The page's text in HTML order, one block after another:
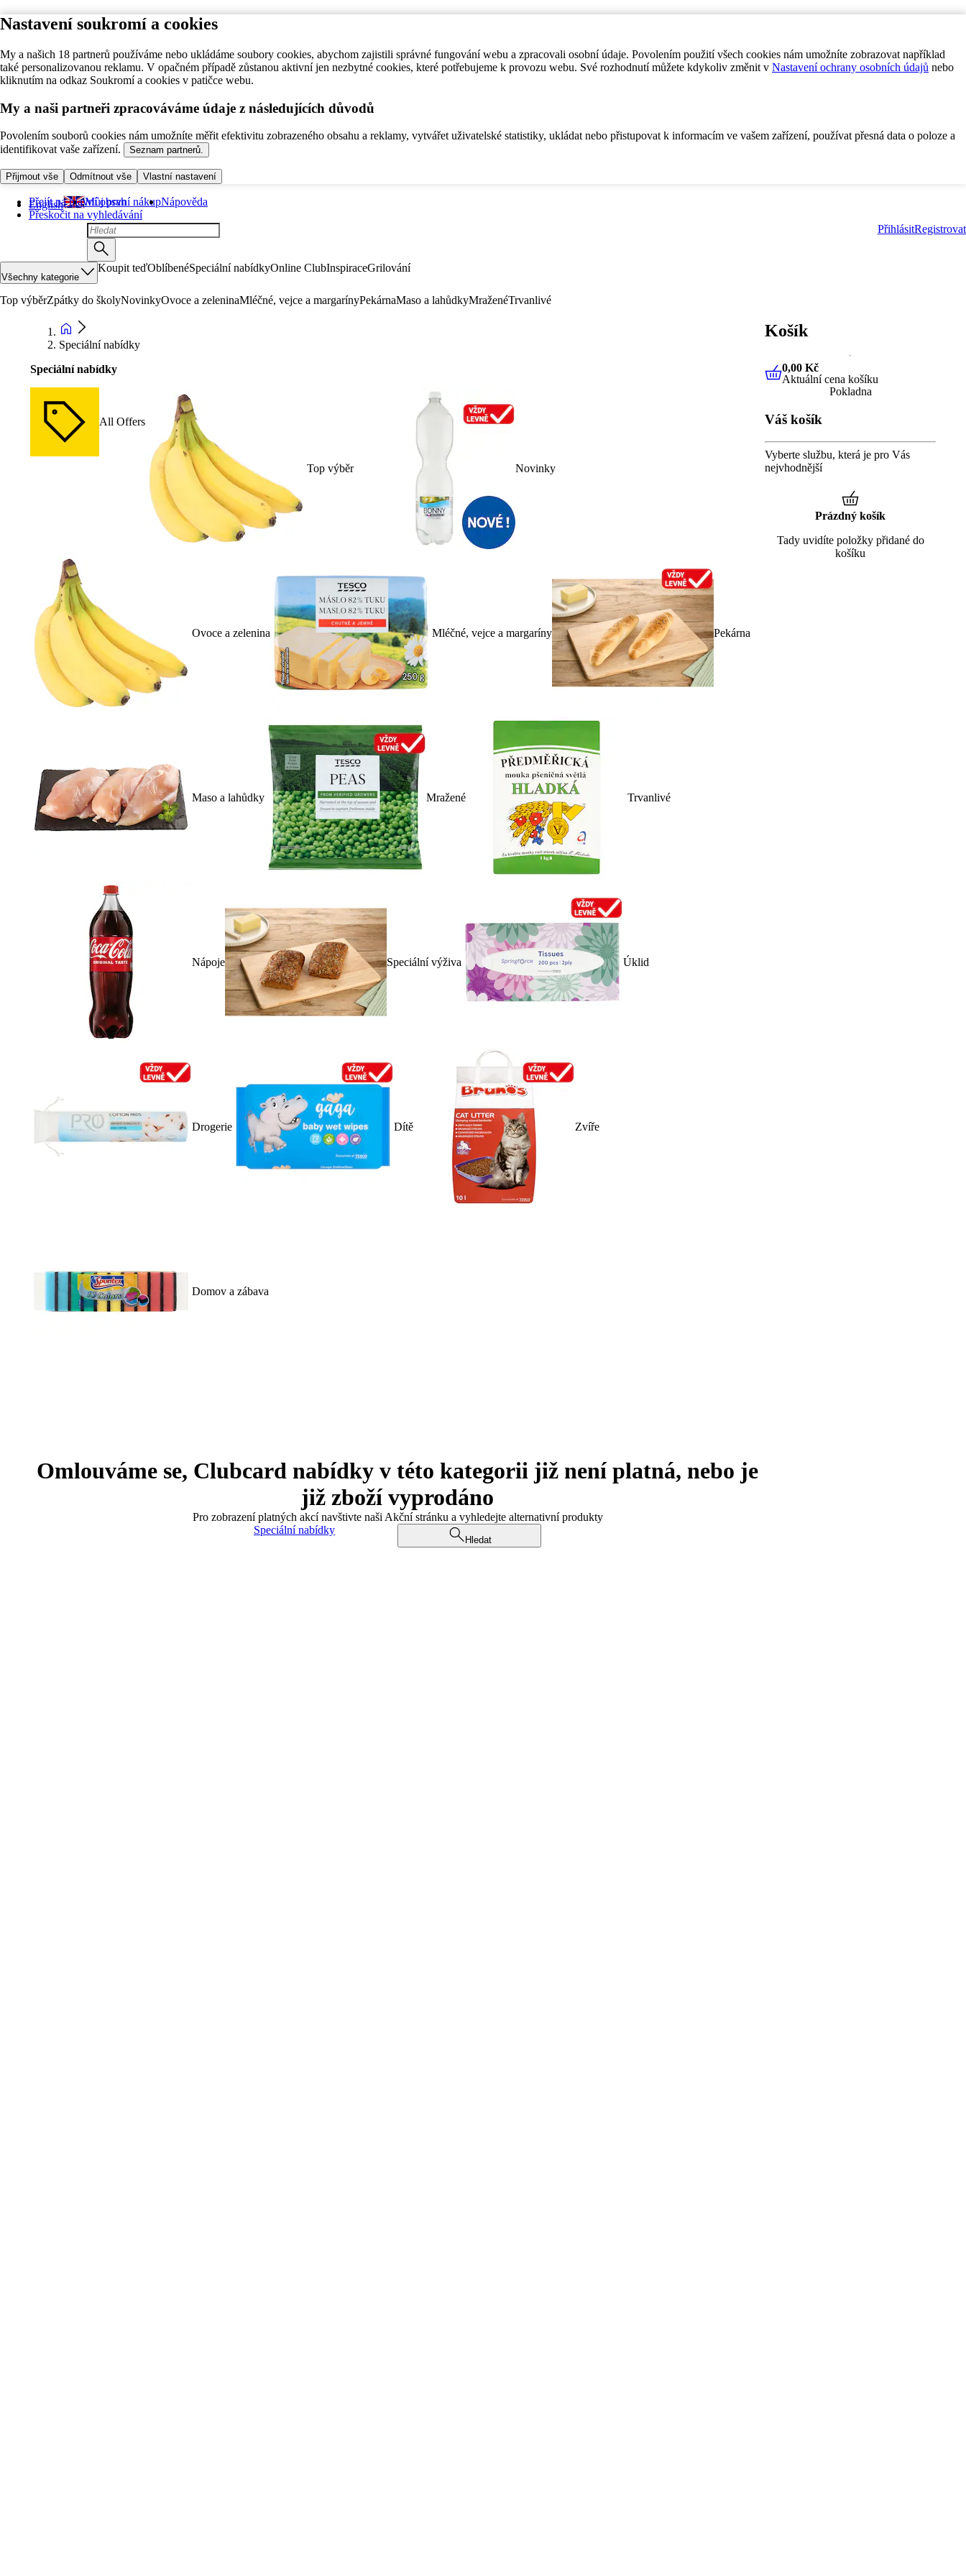
Nastavení soukromí a cookies
My a našich 18 partnerů používáme nebo ukládáme soubory cookies, abychom zajistili správné fungování webu a zpracovali osobní údaje. Povolením použití všech cookies nám umožníte zobrazovat například
také personalizovanou reklamu. V opačném případě zůstanou aktivní jen nezbytné cookies, které potřebujeme k provozu webu. Své rozhodnutí můžete kdykoliv změnit v Nastavení ochrany osobních údajů nebo
kliknutím na odkaz Soukromí a cookies v patičce webu.
My a naši partneři zpracováváme údaje z následujících důvodů
Povolením souborů cookies nám umožníte měřit efektivitu zobrazeného obsahu a reklamy, vytvářet uživatelské statistiky, ukládat nebo přistupovat k informacím ve vašem zařízení, používat přesná data o poloze a
identifikovat vaše zařízení.
Seznam partnerů.
Přijmout vše Odmítnout vše Vlastní nastavení
Přejít na hlavní obsah
Přeskočit na vyhledávání
English Můj první nákupNápověda
PřihlásitRegistrovat
Všechny kategorie
Koupit teďOblíbenéSpeciální nabídkyOnline ClubInspiraceGrilování
Top výběrZpátky do školyNovinkyOvoce a zeleninaMléčné, vejce a margarínyPekárnaMaso a lahůdkyMraženéTrvanlivé
Speciální nabídky
Speciální nabídky
All Offers
Top výběr Novinky
Ovoce a zelenina Mléčné, vejce a margaríny Pekárna
Maso a lahůdky Mražené Trvanlivé
Nápoje Speciální výživa Úklid
Drogerie Dítě Zvíře
Domov a zábava
Omlouváme se, Clubcard nabídky v této kategorii již není platná, nebo je
již zboží vyprodáno
Pro zobrazení platných akcí navštivte naši Akční stránku a vyhledejte alternativní produkty
Speciální nabídky
Hledat
Košík
0,00 KčAktuální cena košíku
0,00 Kč
Aktuální cena košíku
Pokladna
Váš košík
Vyberte službu, která je pro Vás
nejvhodnější
Prázdný košík
Tady uvidíte položky přidané do
košíku